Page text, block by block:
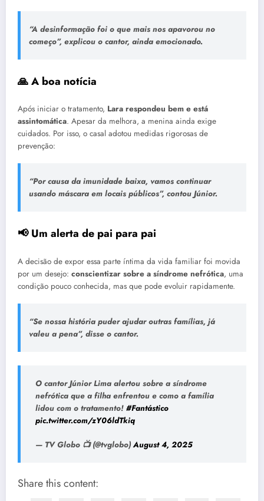
“A desinformação foi o que mais nos apavorou no
começo”, explicou o cantor, ainda emocionado.
🙏 A boa notícia
Após iniciar o tratamento, Lara respondeu bem e está
assintomática. Apesar da melhora, a menina ainda exige
cuidados. Por isso, o casal adotou medidas rigorosas de
prevenção:
“Por causa da imunidade baixa, vamos continuar
usando máscara em locais públicos”, contou Júnior.
📢 Um alerta de pai para pai
A decisão de expor essa parte íntima da vida familiar foi movida
por um desejo: conscientizar sobre a síndrome nefrótica, uma
condição pouco conhecida, mas que pode evoluir rapidamente.
“Se nossa história puder ajudar outras famílias, já
valeu a pena”, disse o cantor.
O cantor Júnior Lima alertou sobre a síndrome
nefrótica que a filha enfrentou e como a família
lidou com o tratamento! #Fantástico
pic.twitter.com/zY06ldTkiq
— TV Globo 📺 (@tvglobo)August 4, 2025
Share this content: